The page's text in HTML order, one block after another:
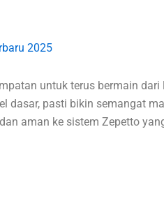
2025
untuk terus bermain
dasar, pasti bikin semangat
aman ke sistem Zepetto